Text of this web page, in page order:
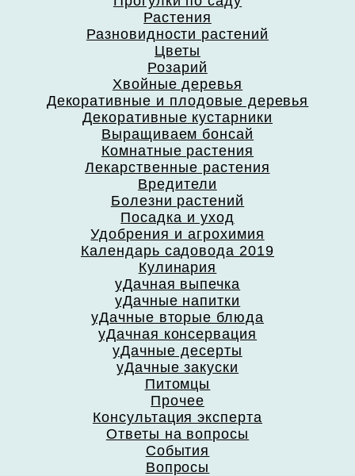
Растения
Разновидности растений
Цветы
Розарий
Хвойные деревья
Декоративные и плодовые деревья
Декоративные кустарники
Выращиваем бонсай
Комнатные растения
Лекарственные растения
Вредители
Болезни растений
Посадка и уход
Удобрения и агрохимия
Календарь садовода 2019
Кулинария
уДачная выпечка
уДачные напитки
уДачные вторые блюда
уДачная консервация
уДачные десерты
уДачные закуски
Питомцы
Прочее
Консультация эксперта
Ответы на вопросы
События
Вопросы